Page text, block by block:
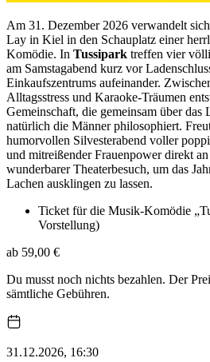
Am 31. Dezember 2026 verwandelt
Lay in Kiel in den Schauplatz einer
Komödie. In Tussipark treffen vier
am Samstagabend kurz vor
Einkaufszentrums aufeinander.
Alltagsstress und Karaoke-Träumen
Gemeinschaft, die gemeinsam über das
natürlich die Männer philosophiert.
humorvollen Silvesterabend voller
und mitreißender Frauenpower direkt
wunderbarer Theaterbesuch, um das
Lachen ausklingen zu lassen.
Ticket für die Musik-Komödie
Vorstellung)
ab 59,00 €
Du musst noch nichts bezahlen. Der
sämtliche Gebühren.
31.12.2026, 16:30